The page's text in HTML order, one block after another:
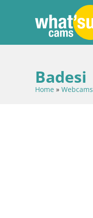
Badesi
Home » Webcams